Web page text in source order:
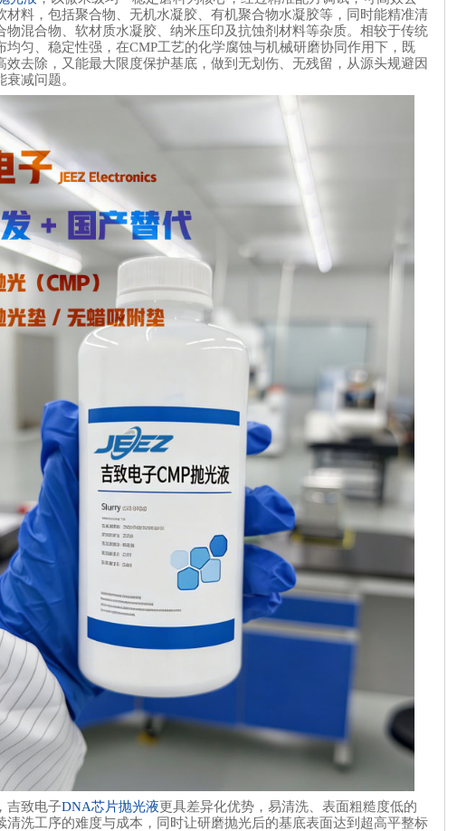
材料，包括聚合物、无机水凝胶、有机聚合物水凝胶等，同时能精准清
物混合物、软材质水凝胶、纳米压印及抗蚀剂材料等杂质。相较于传统
均匀、稳定性强，在CMP工艺的化学腐蚀与机械研磨协同作用下，既
效去除，又能最大限度保护基底，做到无划伤、无残留，从源头规避因
减问题。
吉致电子DNA芯片抛光液更具差异化优势，易清洗、表面粗糙度低的
清洗工序的难度与成本，同时让研磨抛光后的基底表面达到超高平整标